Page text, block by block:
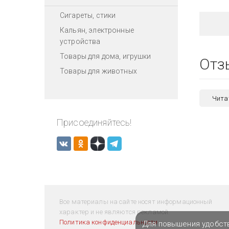
Сигареты, стики
Кальян, электронные
устройства
Товары для дома, игрушки
Товары для животных
Присоединяйтесь!
Все материалы на сайте носят информационный
характер и не являются рекламой.
Политика конфиденциальностиДля повышения